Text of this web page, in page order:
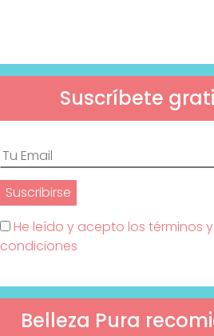
Suscríbete
He leído y acepto los términos y
condiciones
Belleza Pura